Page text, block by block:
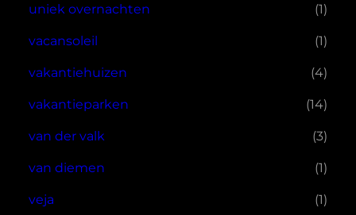
uniek overnachten (1)
vacansoleil (1)
vakantiehuizen (4)
vakantieparken (14)
van der valk (3)
van diemen (1)
veja (1)